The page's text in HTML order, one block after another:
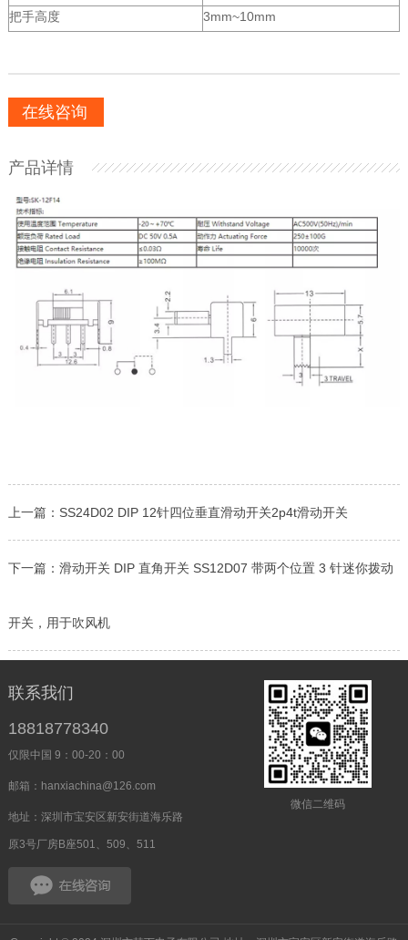
把手高度
3mm~10mm
在线咨询
产品详情
上一篇： SS24D02 DIP 12针四位垂直滑动开关2p4t滑动开关
下一篇： 滑动开关 DIP 直角开关 SS12D07 带两个位置 3 针迷你拨动
开关，用于吹风机
联系我们
18818778340
仅限中国 9：00-20：00
邮箱：hanxiachina@126.com
地址：深圳市宝安区新安街道海乐路
原3号厂房B座501、509、511
微信二维码